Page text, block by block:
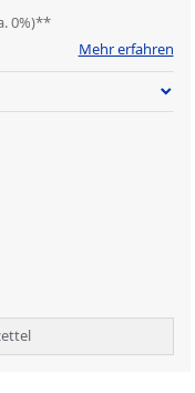
0%)**
Mehr erfahren